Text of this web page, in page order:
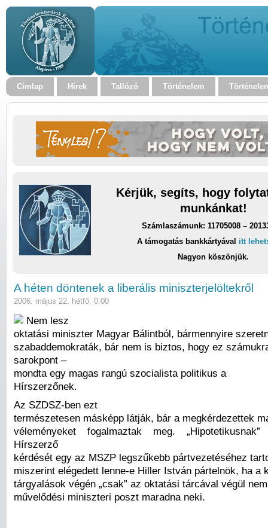
Címlap Hírek Tallózó Történelem
Kérjük, segíts, hogy
munkánkat!
Számlaszámunk: 11705008 –
A támogatás bankkártyával itt
Nagyon köszönjük.
A héten döntenek a liberális miniszterjelöltekről
2006. május 22. hétfő, 0:00
Nem lesz
oktatási miniszter Magyar Bálintból, bármennyire
szabaddemokraták, bár nem is biztos, hogy ez
sarokpont –
mondta egy magas rangú szocialista politikus a
Hírszerzőnek.
Az SZDSZ-ben ezt
természetesen másképp látják, bár a megkérdezettek
véleményeket fogalmaztak meg.
Hírszerző
kérdését egy az MSZP legszűkebb pártvezetéséhez
miszerint elégedett lenne-e Hiller István pártelnök, ha a
tárgyalások végén „csak” az oktatási tárcával végül
művelődési miniszteri poszt maradna neki.